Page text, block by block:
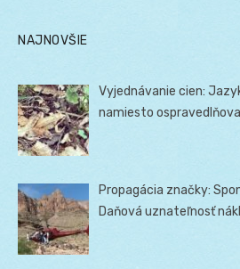
NAJNOVŠIE
Vyjednávanie cien:
namiesto
Propagácia značky:
Daňová uznateľnosť